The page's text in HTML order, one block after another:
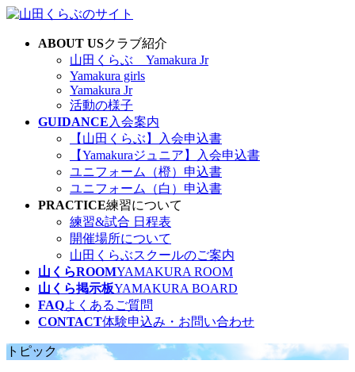
コ
ナ
ABOUT USクラブ紹介
山田くらぶ Yamakura Jr
Yamakura girls
Yamakura Jr
活動の様子
GUIDANCE 入会案内
【山田くらぶ】入会申込書
【Yamakuraジュニア】入会申込書
ユニフォーム（橙）申込書
ユニフォーム（白）申込書
PRACTICE練習について
練習&試合 日程表
開催場所について
山田くらぶスクールのご案内
山くらROOMYAMAKURA ROOM
山くら掲示板YAMAKURA BOARD
FAQよくあるご質問
CONTACT体験申込み・お問い合わせ
トピック